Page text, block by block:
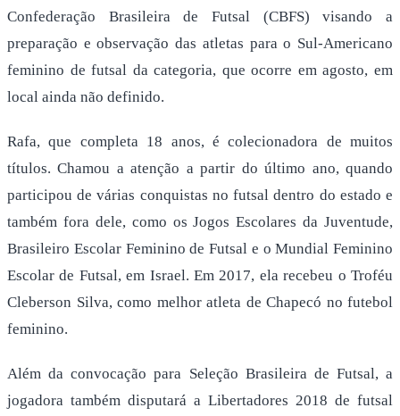
Confederação Brasileira de Futsal (CBFS) visando a
preparação e observação das atletas para o Sul-Americano
feminino de futsal da categoria, que ocorre em agosto, em
local ainda não definido.
Rafa, que completa 18 anos, é colecionadora de muitos
títulos. Chamou a atenção a partir do último ano, quando
participou de várias conquistas no futsal dentro do estado e
também fora dele, como os Jogos Escolares da Juventude,
Brasileiro Escolar Feminino de Futsal e o Mundial Feminino
Escolar de Futsal, em Israel. Em 2017, ela recebeu o Troféu
Cleberson Silva, como melhor atleta de Chapecó no futebol
feminino.
Além da convocação para Seleção Brasileira de Futsal, a
jogadora também disputará a Libertadores 2018 de futsal